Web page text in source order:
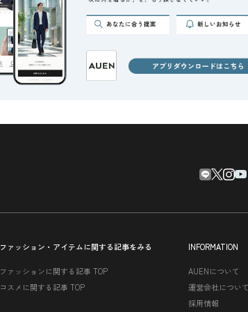
ファッション・アイテムに関する記事をみる
ファッションに関する記事 TOP
コスメに関する記事 TOP
INFORMATION
AUENについて
運営会社につい
採用情報